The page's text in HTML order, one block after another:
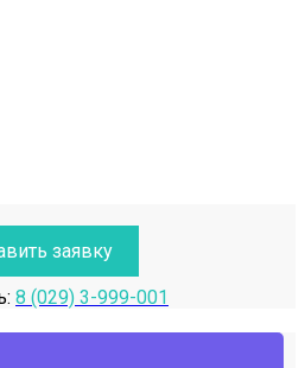
заявку
8 (029) 3-999-001